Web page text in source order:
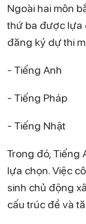
Ngoài hai môn
thứ ba được lựa
đăng ký dự thi
- Tiếng Anh
- Tiếng Pháp
- Tiếng Nhật
Trong đó, Tiếng
lựa chọn. Việc
sinh chủ động
cấu trúc đề và